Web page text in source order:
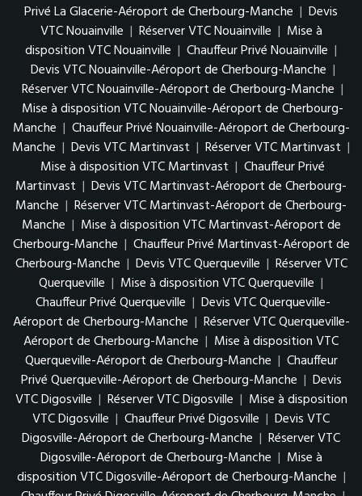
Privé La Glacerie-Aéroport de Cherbourg-Manche | Devis
VTC Nouainville | Réserver VTC Nouainville | Mise à
disposition VTC Nouainville | Chauffeur Privé Nouainville |
Devis VTC Nouainville-Aéroport de Cherbourg-Manche |
Réserver VTC Nouainville-Aéroport de Cherbourg-Manche |
Mise à disposition VTC Nouainville-Aéroport de Cherbourg-
Manche | Chauffeur Privé Nouainville-Aéroport de Cherbourg-
Manche | Devis VTC Martinvast | Réserver VTC Martinvast |
Mise à disposition VTC Martinvast | Chauffeur Privé
Martinvast | Devis VTC Martinvast-Aéroport de Cherbourg-
Manche | Réserver VTC Martinvast-Aéroport de Cherbourg-
Manche | Mise à disposition VTC Martinvast-Aéroport de
Cherbourg-Manche | Chauffeur Privé Martinvast-Aéroport de
Cherbourg-Manche | Devis VTC Querqueville | Réserver VTC
Querqueville | Mise à disposition VTC Querqueville |
Chauffeur Privé Querqueville | Devis VTC Querqueville-
Aéroport de Cherbourg-Manche | Réserver VTC Querqueville-
Aéroport de Cherbourg-Manche | Mise à disposition VTC
Querqueville-Aéroport de Cherbourg-Manche | Chauffeur
Privé Querqueville-Aéroport de Cherbourg-Manche | Devis
VTC Digosville | Réserver VTC Digosville | Mise à disposition
VTC Digosville | Chauffeur Privé Digosville | Devis VTC
Digosville-Aéroport de Cherbourg-Manche | Réserver VTC
Digosville-Aéroport de Cherbourg-Manche | Mise à
disposition VTC Digosville-Aéroport de Cherbourg-Manche |